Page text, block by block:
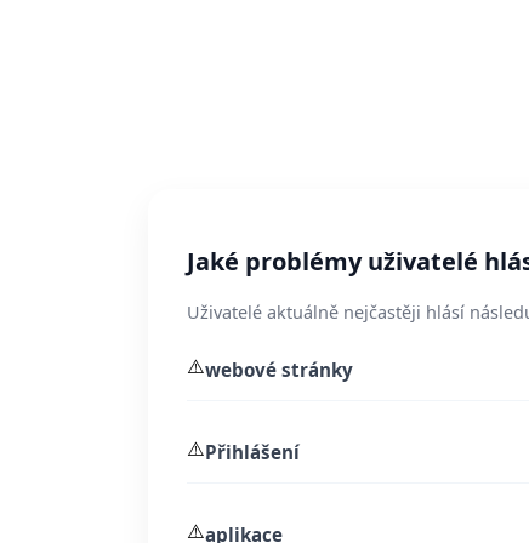
Jaké problémy uživatelé
Uživatelé aktuálně nejčastěji hlásí
⚠️webové stránky
⚠️Přihlášení
⚠️aplikace